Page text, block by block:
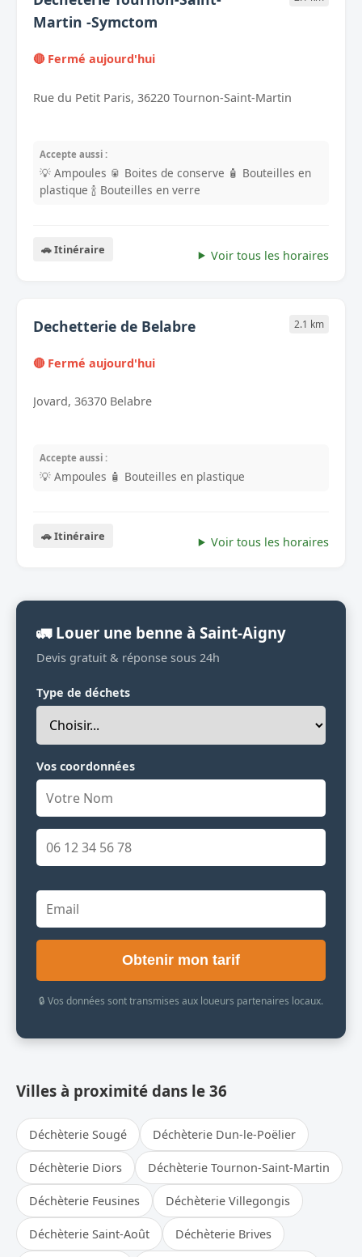
Martin -Symctom
🔴 Fermé aujourd'hui
Rue du Petit Paris, 36220 Tournon-Saint-Martin
Accepte aussi :
💡 Ampoules 🥫 Boites de conserve 🧴 Bouteilles en
plastique 🍾 Bouteilles en verre
🚗 Itinéraire Voir tous les horaires
Dechetterie de Belabre 2.1 km
🔴 Fermé aujourd'hui
Jovard, 36370 Belabre
Accepte aussi :
💡 Ampoules 🧴 Bouteilles en plastique
🚗 Itinéraire Voir tous les horaires
🚛 Louer une benne à Saint-Aigny
Devis gratuit & réponse sous 24h
Type de déchets
Vos coordonnées
Obtenir mon tarif
🔒 Vos données sont transmises aux loueurs partenaires locaux.
Villes à proximité dans le 36
Déchèterie Sougé Déchèterie Dun-le-Poëlier
Déchèterie Diors Déchèterie Tournon-Saint-Martin
Déchèterie Feusines Déchèterie Villegongis
Déchèterie Saint-Août Déchèterie Brives